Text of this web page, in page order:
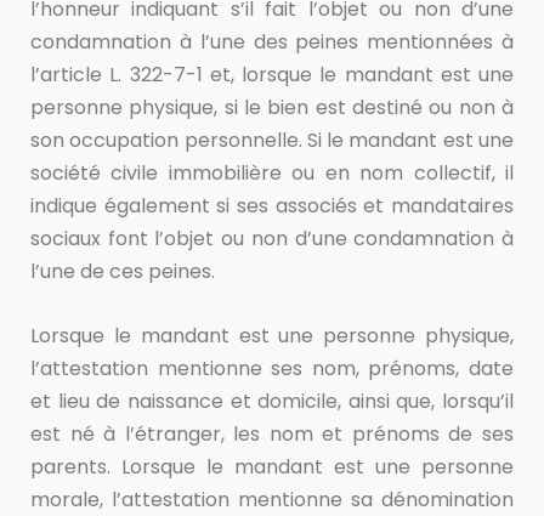
l’honneur indiquant s’il fait l’objet ou non d’une
condamnation à l’une des peines mentionnées à
l’article L. 322-7-1 et, lorsque le mandant est une
personne physique, si le bien est destiné ou non à
son occupation personnelle. Si le mandant est une
société civile immobilière ou en nom collectif, il
indique également si ses associés et mandataires
sociaux font l’objet ou non d’une condamnation à
l’une de ces peines.
Lorsque le mandant est une personne physique,
l’attestation mentionne ses nom, prénoms, date
et lieu de naissance et domicile, ainsi que, lorsqu’il
est né à l’étranger, les nom et prénoms de ses
parents. Lorsque le mandant est une personne
morale, l’attestation mentionne sa dénomination